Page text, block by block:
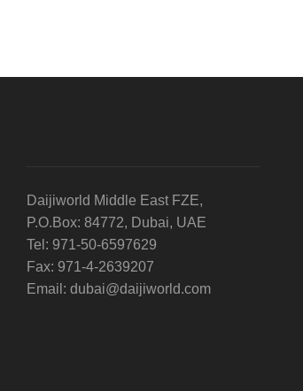
Daijiworld Middle East FZE,
P.O.Box: 84772, Dubai, UAE
Tel: 971-50-6597629
Fax: 971-4-2639207
Email: dubai@daijiworld.com